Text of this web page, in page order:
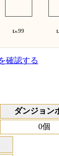
Lv.99
確認する
ダンジョン
0個